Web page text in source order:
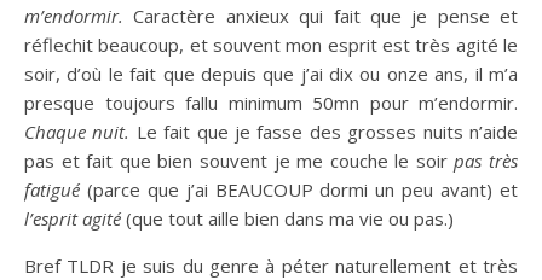
m’endormir. Caractère anxieux qui fait que je pense et
réflechit beaucoup, et souvent mon esprit est très agité le
soir, d’où le fait que depuis que j’ai dix ou onze ans, il m’a
presque toujours fallu minimum 50mn pour m’endormir.
Chaque nuit. Le fait que je fasse des grosses nuits n’aide
pas et fait que bien souvent je me couche le soirpas très
fatigué (parce que j’ai BEAUCOUP dormi un peu avant) et
l’esprit agité (que tout aille bien dans ma vie ou pas.)
Bref TLDR je suis du genre à péter naturellement et très